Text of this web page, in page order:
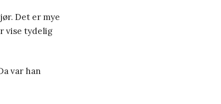
Det er mye
vise tydelig
var han